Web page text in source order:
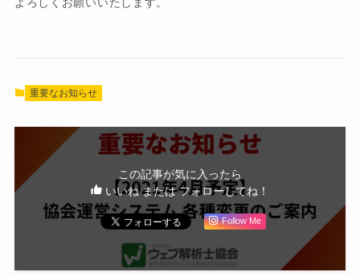
よろしくお願いいたします。
重要なお知らせ
この記事が気に入ったら
いいね または フォローしてね！
Follow Me